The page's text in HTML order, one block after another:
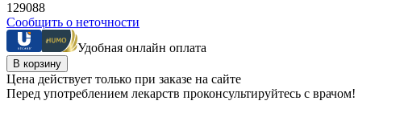
129088
Сообщить о неточности
Удобная онлайн оплата
В корзину
Цена действует только при заказе на сайте
Перед употреблением лекарств проконсультируйтесь с врачом!